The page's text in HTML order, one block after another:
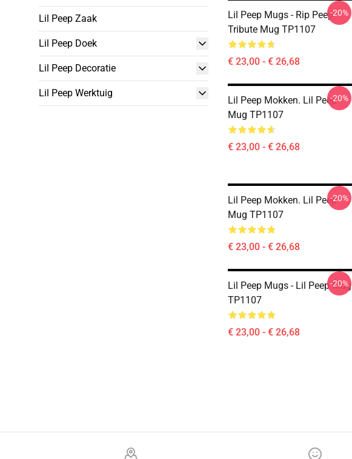
Lil Peep Zaak
Lil Peep Doek
Lil Peep Decoratie
Lil Peep Werktuig
Lil Peep Mugs - Rip Peep
Tribute Mug TP1107
€ 23,00 - € 26,68
-20%
Lil Peep Mokken. Lil Peep
Mug TP1107
€ 23,00 - € 26,68
-20%
Lil Peep Mokken. Lil Peep
Mug TP1107
€ 23,00 - € 26,68
-20%
Lil Peep Mugs - Lil Peep Mug
TP1107
€ 23,00 - € 26,68
-20%